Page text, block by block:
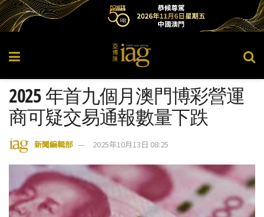
2025 年首九個月澳門博彩營運
商可疑交易通報數量下跌
新聞編輯部 2025年10月13日 08:25